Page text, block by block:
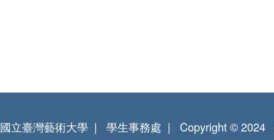
國立臺灣藝術大學 學生事務處 Copyright © 2024